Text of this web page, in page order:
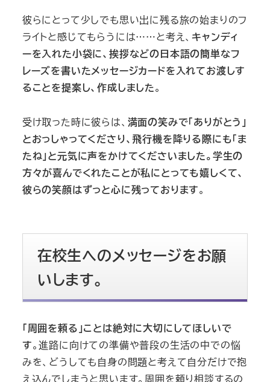
彼らにとって少しでも思い出に残る旅の始まりのフ
ライトと感じてもらうには……と考え、キャンディ
ーを入れた小袋に、挨拶などの日本語の簡単なフ
レーズを書いたメッセージカードを入れてお渡しす
ることを提案し、作成しました。
受け取った時に彼らは、 満面の笑みで「ありがとう」
とおっしゃってくださり、飛行機を降りる際にも「ま
たね」と元気に声をかけてくださいました。学生の
方々が喜んでくれたことが私にとっても嬉しくて、
彼らの笑顔はずっと心に残っております。
在校生へのメッセージをお願
いします。
「周囲を頼る」ことは絶対に大切にしてほしいで
す。進路に向けての準備や普段の生活の中での悩
みを、どうしても自身の問題と考えて自分だけで抱
え込んでしまうと思います。周囲を頼り相談するの